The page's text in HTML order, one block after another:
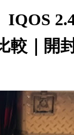
IQOS
較｜開